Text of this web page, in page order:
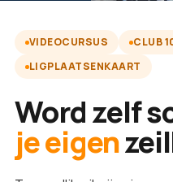
VIDEOCURSUS
CLUB
LIGPLAATSENKAART
Word zelf
je eigen